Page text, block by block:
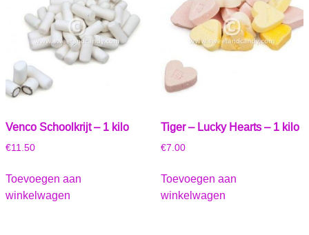
Venco Schoolkrijt – 1 kilo
€11.50
Toevoegen aan
winkelwagen
Tiger – Lucky Hearts – 1 kilo
€7.00
Toevoegen aan
winkelwagen